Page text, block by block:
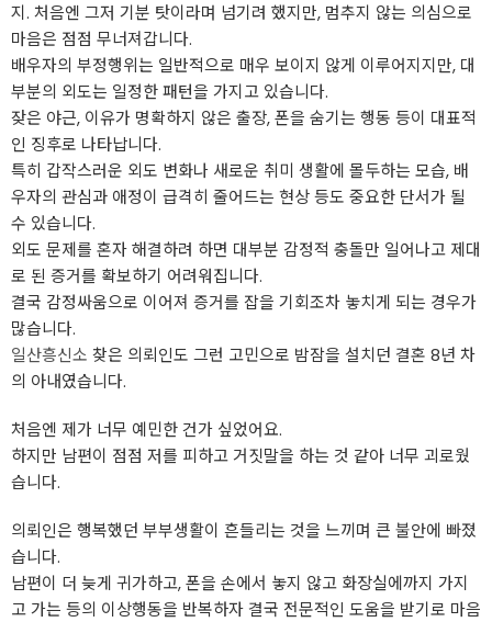
지. 처음엔 그저 기분 탓이라며 넘기려 했지만, 멈추지 않는 의심으로
마음은 점점 무너져갑니다.
배우자의 부정행위는 일반적으로 매우 보이지 않게 이루어지지만, 대
부분의 외도는 일정한 패턴을 가지고 있습니다.
잦은 야근, 이유가 명확하지 않은 출장, 폰을 숨기는 행동 등이 대표적
인 징후로 나타납니다.
특히 갑작스러운 외도 변화나 새로운 취미 생활에 몰두하는 모습, 배
우자의 관심과 애정이 급격히 줄어드는 현상 등도 중요한 단서가 될
수 있습니다.
외도 문제를 혼자 해결하려 하면 대부분 감정적 충돌만 일어나고 제대
로 된 증거를 확보하기 어려워집니다.
결국 감정싸움으로 이어져 증거를 잡을 기회조차 놓치게 되는 경우가
많습니다.
일산흥신소 찾은 의뢰인도 그런 고민으로 밤잠을 설치던 결혼 8년 차
의 아내였습니다.
처음엔 제가 너무 예민한 건가 싶었어요.
하지만 남편이 점점 저를 피하고 거짓말을 하는 것 같아 너무 괴로웠
습니다.
의뢰인은 행복했던 부부생활이 흔들리는 것을 느끼며 큰 불안에 빠졌
습니다.
남편이 더 늦게 귀가하고, 폰을 손에서 놓지 않고 화장실에까지 가지
고 가는 등의 이상행동을 반복하자 결국 전문적인 도움을 받기로 마음